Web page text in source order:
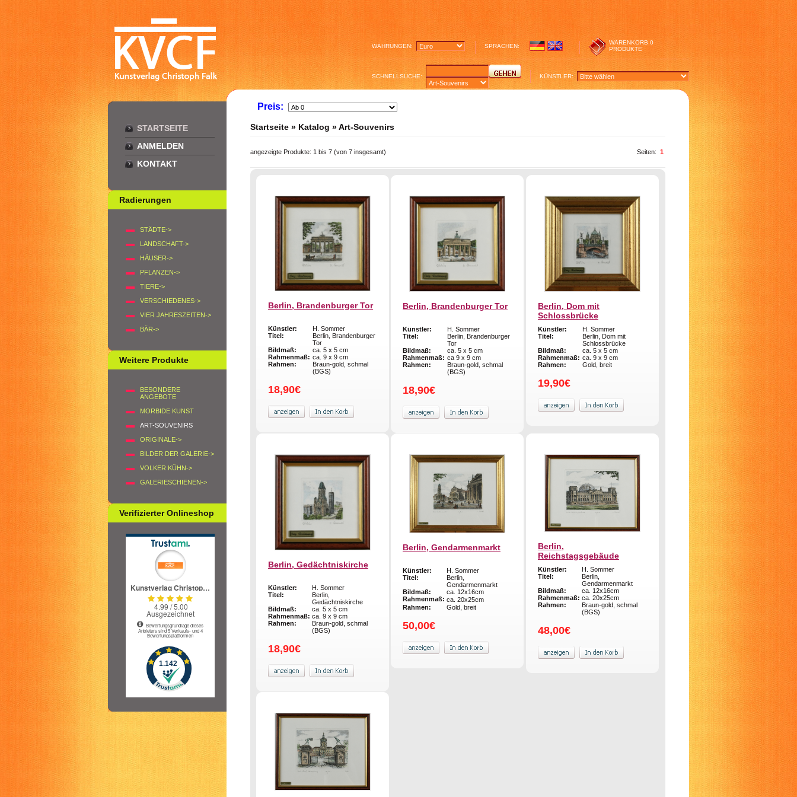
WÄHRUNGEN: SPRACHEN:
WARENKORB 0
PRODUKTE
SCHNELLSUCHE: KÜNSTLER:
STARTSEITE
ANMELDEN
KONTAKT
Radierungen
STÄDTE->
LANDSCHAFT->
HÄUSER->
PFLANZEN->
TIERE->
VERSCHIEDENES->
VIER JAHRESZEITEN->
BÄR->
Weitere Produkte
BESONDERE
ANGEBOTE
MORBIDE KUNST
ART-SOUVENIRS
ORIGINALE->
BILDER DER GALERIE->
VOLKER KÜHN->
GALERIESCHIENEN->
Verifizierter Onlineshop
Preis:
Startseite » Katalog »Art-Souvenirs
angezeigte Produkte: 1 bis 7 (von 7 insgesamt) Seiten: 1
Berlin, Brandenburger Tor
Künstler:
H. Sommer
Titel:
Berlin, Brandenburger
Tor
Bildmaß:
ca. 5 x 5 cm
Rahmenmaß: ca. 9 x 9 cm
Rahmen:
Braun-gold, schmal
(BGS)
18,90€
Berlin, Brandenburger Tor
Künstler:
H. Sommer
Titel:
Berlin, Brandenburger
Tor
Bildmaß:
ca. 5 x 5 cm
Rahmenmaß: ca 9 x 9 cm
Rahmen:
Braun-gold, schmal
(BGS)
18,90€
Berlin, Dom mit
Schlossbrücke
Künstler:
H. Sommer
Titel:
Berlin, Dom mit
Schlossbrücke
Bildmaß:
ca. 5 x 5 cm
Rahmenmaß: ca. 9 x 9 cm
Rahmen:
Gold, breit
19,90€
Berlin, Gedächtniskirche
Künstler:
H. Sommer
Titel:
Berlin,
Gedächtniskirche
Bildmaß:
ca. 5 x 5 cm
Rahmenmaß: ca. 9 x 9 cm
Rahmen:
Braun-gold, schmal
(BGS)
18,90€
Berlin, Gendarmenmarkt
Künstler:
H. Sommer
Titel:
Berlin,
Gendarmenmarkt
Bildmaß:
ca. 12x16cm
Rahmenmaß: ca. 20x25cm
Rahmen:
Gold, breit
50,00€
Berlin,
Reichstagsgebäude
Künstler:
H. Sommer
Titel:
Berlin,
Gendarmenmarkt
Bildmaß:
ca. 12x16cm
Rahmenmaß: ca. 20x25cm
Rahmen:
Braun-gold, schmal
(BGS)
48,00€